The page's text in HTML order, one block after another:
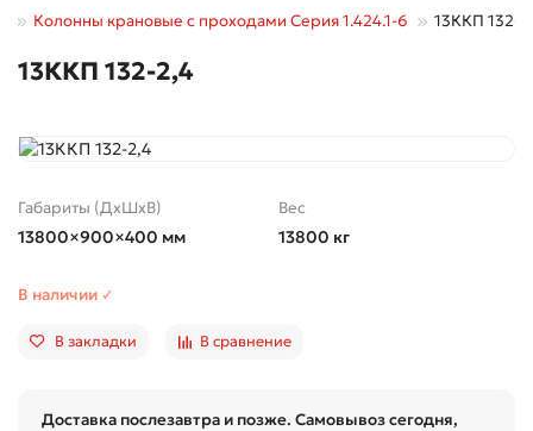
Колонны крановые с проходами Серия 1.424.1-6 13ККП 132-
13ККП 132-2,4
Габариты (ДхШхВ)
13800×900×400 мм
Вес
13800 кг
В наличии ✓
В закладки В сравнение
Доставка послезавтра и позже. Самовывоз сегодня,